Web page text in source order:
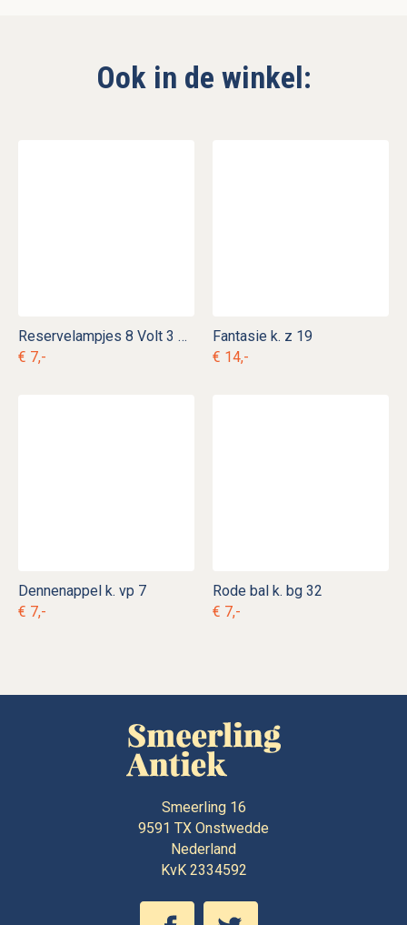
Ook in de winkel:
Reservelampjes 8 Volt 3 Watt
€ 7,-
Fantasie k. z 19
€ 14,-
Dennenappel k. vp 7
€ 7,-
Rode bal k. bg 32
€ 7,-
Smeerling 16
9591 TX Onstwedde
Nederland
KvK 2334592